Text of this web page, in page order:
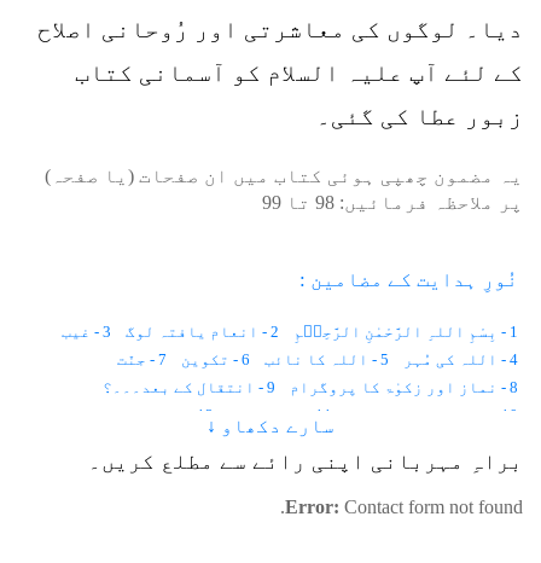
دیا۔ لوگوں کی معاشرتی اور رُوحانی اصلاح
کے لئے آپ علیہ السلام کو آسمانی کتاب
زبور عطا کی گئی۔
یہ مضمون چھپی ہوئی کتاب میں ان صفحات (یا صفحہ)
پر ملاحظہ فرمائیں: 98 تا 99
نُورِ ہدایت کے مضامین :
1 - بِسْمِ اللہِ الرَّحْمٰنِ الرَّحِیۡمِ 2 - انعام یافتہ لوگ
3 - غیب
4 - اللہ کی مُہر
5 - اللہ کا نائب 6 - تکوین
7 - جنّت
8 - نماز اور زکوٰۃ کا پروگرام
9 - انتقال کے بعد۔۔۔؟
10 - پھٹکارے ہوے بندر
11 - من و سلویٰ
12 - اللہ دیکھ رہا ہے
19 - دین میں زبردستی نہیں
سارے دکھاو ↓
براہِ مہربانی اپنی رائے سے مطلع کریں۔
Error: Contact form not found.